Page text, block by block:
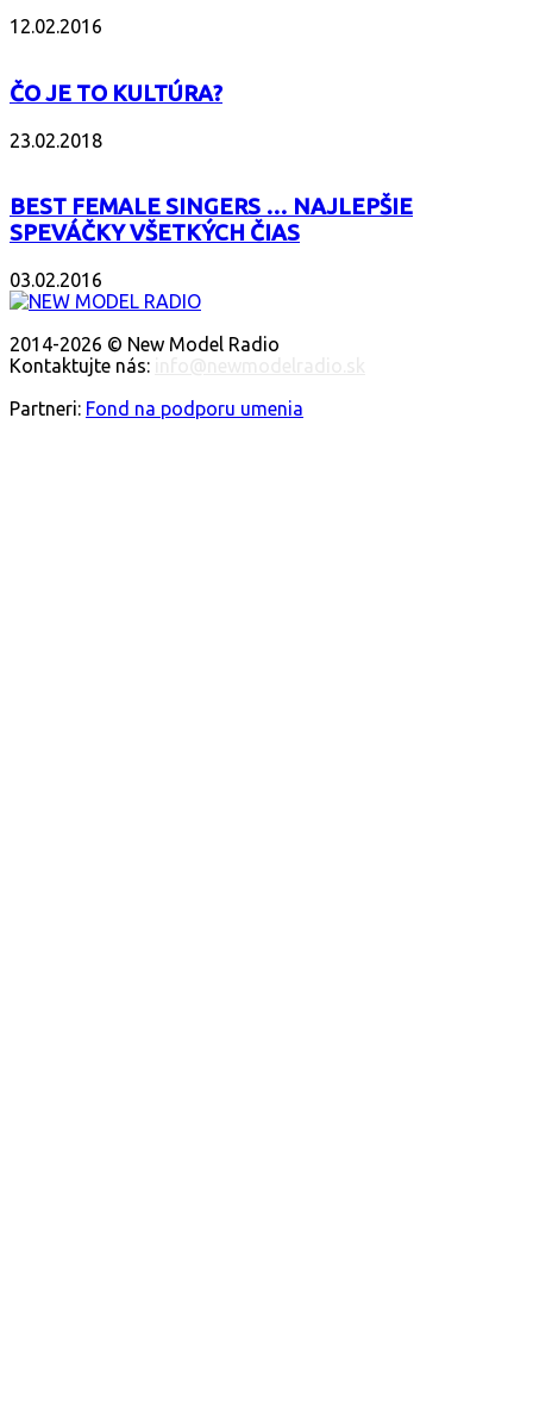
12.02.2016
ČO JE TO KULTÚRA?
23.02.2018
BEST FEMALE SINGERS … NAJLEPŠIE
SPEVÁČKY VŠETKÝCH ČIAS
03.02.2016
2014-2026 © New Model Radio
Kontaktujte nás:
Partneri: Fond na podporu umenia